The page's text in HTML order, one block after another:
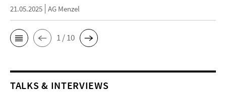
21.05.2025 AG Menzel
1 / 10
TALKS & INTERVIEWS